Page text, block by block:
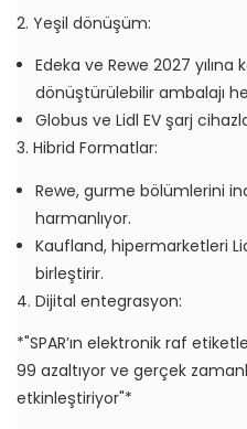
2. Yeşil dönüşüm:
Edeka ve Rewe 2027 yılına
dönüştürülebilir ambalajı
Globus ve Lidl EV şarj
3. Hibrid Formatlar:
Rewe, gurme bölümlerini
harmanlıyor.
Kaufland, hipermarketleri
birleştirir.
4. Dijital entegrasyon:
*"SPAR’ın elektronik raf
99 azaltıyor ve gerçek
etkinleştiriyor"*